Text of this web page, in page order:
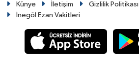
Künye İletişim
Gizlilik Politikası
İnegöl Ezan Vakitleri